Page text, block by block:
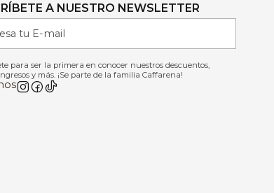
A NUESTRO NEWSLETTER
para ser la primera en conocer nuestros descuentos,
y más. ¡Se parte de la familia Caffarena!